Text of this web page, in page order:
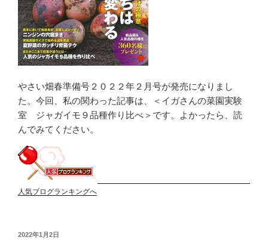
やさい畑春準備号２０２２年２月号が発売になりまし
た。今回、私の関わった記事は、＜イガさんの菜園実験
室 ジャガイモ９品種作り比べ＞です。よかったら、読
んでみてください。
人気ブログランキングへ
投
2022年1月2日